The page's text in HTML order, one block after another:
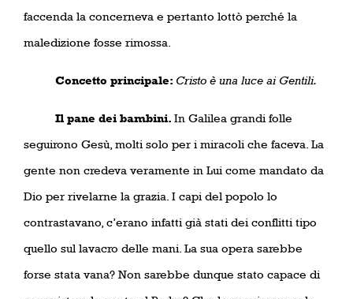
faccenda la concerneva e pertanto lottò perché la
maledizione fosse rimossa.
Concetto principale: Cristo è una luce ai Gentili.
Il pane dei bambini. In Galilea grandi folle
seguirono Gesù, molti solo per i miracoli che faceva. La
gente non credeva veramente in Lui come mandato da
Dio per rivelarne la grazia. I capi del popolo lo
contrastavano, c’erano infatti già stati dei conflitti tipo
quello sul lavacro delle mani. La sua opera sarebbe
forse stata vana? Non sarebbe dunque stato capace di